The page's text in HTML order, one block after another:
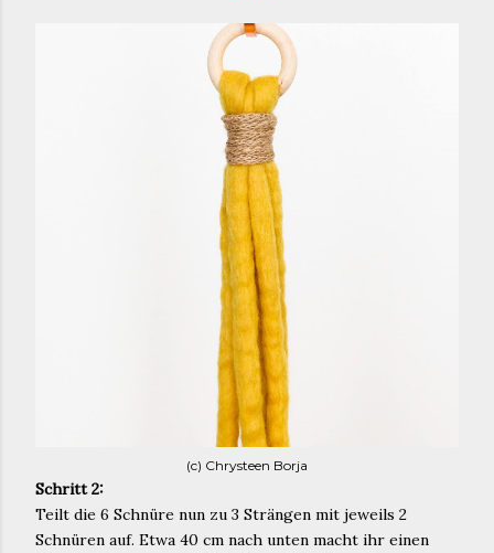
(c) Chrysteen Borja
Schritt 2:
Teilt die 6 Schnüre nun zu 3 Strängen mit jeweils 2
Schnüren auf. Etwa 40 cm nach unten macht ihr einen